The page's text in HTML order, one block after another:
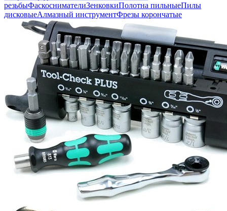
резьбыФаскоснимателиЗенковкиПолотна пильныеПилы
дисковыеАлмазный инструментФрезы корончатые